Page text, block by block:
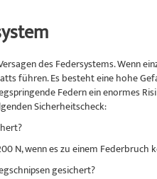
des Federsystems. Wenn
führen. Es besteht eine hohe
Federn ein enormes
Sicherheitscheck:
N, wenn es zu einem Federbruch
gesichert?